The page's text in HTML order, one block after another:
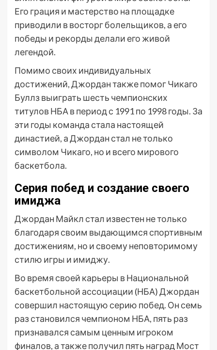
Его грация и мастерство на площадке
приводили в восторг болельщиков, а его
победы и рекорды делали его живой
легендой.
Помимо своих индивидуальных
достижений, Джордан также помог Чикаго
Буллз выиграть шесть чемпионских
титулов НБА в период с 1991 по 1998 годы. За
эти годы команда стала настоящей
династией, а Джордан стал не только
символом Чикаго, но и всего мирового
баскетбола.
Серия побед и создание своего
имиджа
Джордан Майкл стал известен не только
благодаря своим выдающимся спортивным
достижениям, но и своему неповторимому
стилю игры и имиджу.
Во время своей карьеры в Национальной
баскетбольной ассоциации (НБА) Джордан
совершил настоящую серию побед. Он семь
раз становился чемпионом НБА, пять раз
признавался самым ценным игроком
финалов, а также получил пять наград Мост